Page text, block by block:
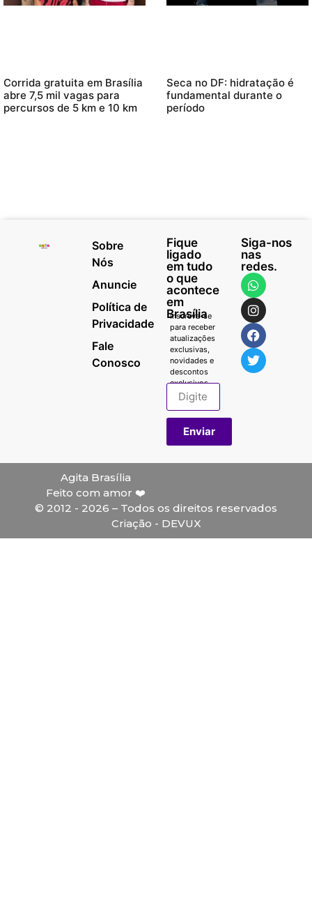
Corrida gratuita em Brasília
abre 7,5 mil vagas para
percursos de 5 km e 10 km
Seca no DF: hidratação é
fundamental durante o
período
Sobre
Nós
Anuncie
Política de
Privacidade
Fale
Conosco
Fique
ligado
em tudo
o que
acontece
em
Brasília
Inscreva-se
para receber
atualizações
exclusivas,
novidades e
descontos
exclusivos.
Enviar
Siga-nos
nas
redes.
Agita Brasília
Feito com amor ❤️
© 2012 - 2026 – Todos os direitos reservados
Criação - DEVUX